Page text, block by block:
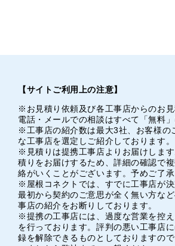
【サイトご利用上の注意】
※お見積り依頼及び各工事店からのお
電話・メールでの相談はすべて「無料」
※工事店の紹介数は最大3社、お客様の
な工事店を選定しご紹介しております。
※見積りは提携工事店よりお届けしま
積りをお届けするため、詳細の確認で
絡がいくことがございます。予めご了承
※屋根コネクトでは、すでに工事店が決
最初から契約のご意思が全く無い方な
事店の紹介をお断りしております。
※提携の工事店には、過度な営業を控
を行っております。評判の悪い工事店
録を解除できるものとしておりますの